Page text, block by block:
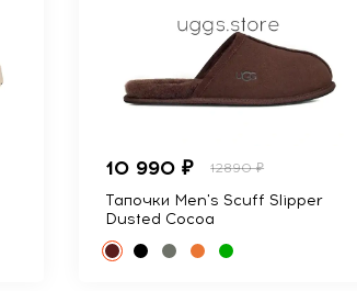
10 990 ₽ 12890 ₽
Тапочки Men's Scuff Slipper
Dusted Cocoa